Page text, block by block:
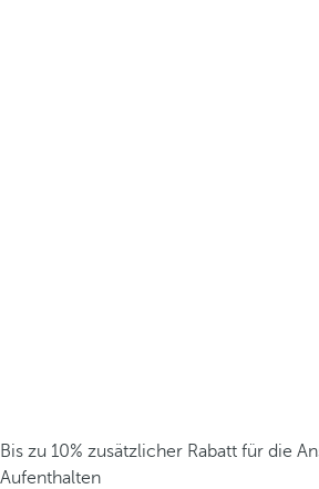
Bis zu 10% zusätzlicher Rabatt für die
Aufenthalten